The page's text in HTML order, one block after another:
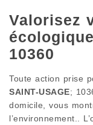
Valorisez
10360
Toute action prise
SAINT-USAGE;
domicile, vous
l’environnement..